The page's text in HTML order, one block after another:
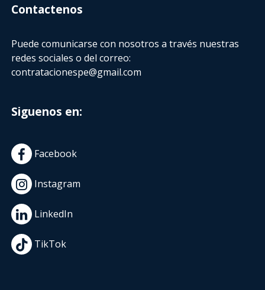
Contactenos
Puede comunicarse con nosotros a través nuestras
redes sociales o del correo:
contratacionespe@gmail.com
Siguenos en:
Facebook
Instagram
LinkedIn
TikTok